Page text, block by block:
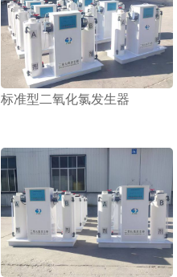
2 3
标准型二氧化氯发生器